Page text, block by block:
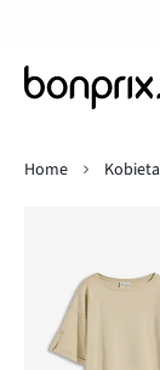
Home
Kobieta